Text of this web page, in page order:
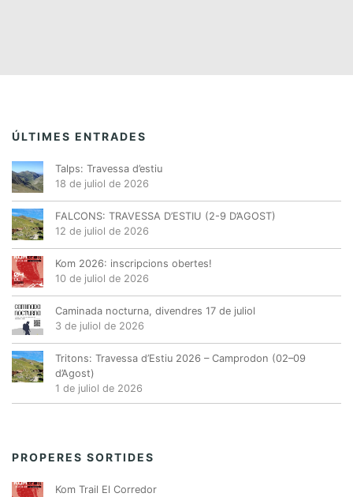
ÚLTIMES ENTRADES
Talps: Travessa d’estiu
18 de juliol de 2026
FALCONS: TRAVESSA D’ESTIU (2-9 D’AGOST)
12 de juliol de 2026
Kom 2026: inscripcions obertes!
10 de juliol de 2026
Caminada nocturna, divendres 17 de juliol
3 de juliol de 2026
Tritons: Travessa d’Estiu 2026 – Camprodon (02–09
d’Agost)
1 de juliol de 2026
PROPERES SORTIDES
Kom Trail El Corredor